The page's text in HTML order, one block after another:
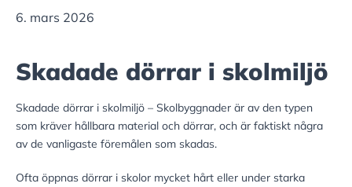
6. mars 2026
Skadade dörrar i skolmiljö
Skadade dörrar i skolmiljö – Skolbyggnader är av den typen
som kräver hållbara material och dörrar, och är faktiskt några
av de vanligaste föremålen som skadas.
Ofta öppnas dörrar i skolor mycket hårt eller under starka